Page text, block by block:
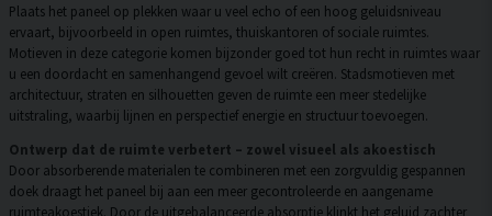
Plaats het paneel op plekken waar u veel echo of een hoog geluidsniveau
ervaart, bijvoorbeeld in open ruimtes, thuiskantoren of sociale ruimtes.
Motieven in deze categorie komen bijzonder goed tot hun recht in ruimtes waar
u een doordacht en samenhangend gevoel wilt creëren. Stadsmotieven met
architectuur, straten en silhouetten geven de ruimte een meer stedelijke
uitstraling, waarbij lijnen en perspectief energie en structuur toevoegen.
Ontwerp dat de ruimte verbetert – zowel visueel als akoestisch
Door absorberende materialen te combineren met een zorgvuldig gespannen
doek draagt het paneel bij aan een meer gecontroleerde en aangename
ruimteakoestiek. Door de uitgebalanceerde absorptie klinkt het geluid zachter